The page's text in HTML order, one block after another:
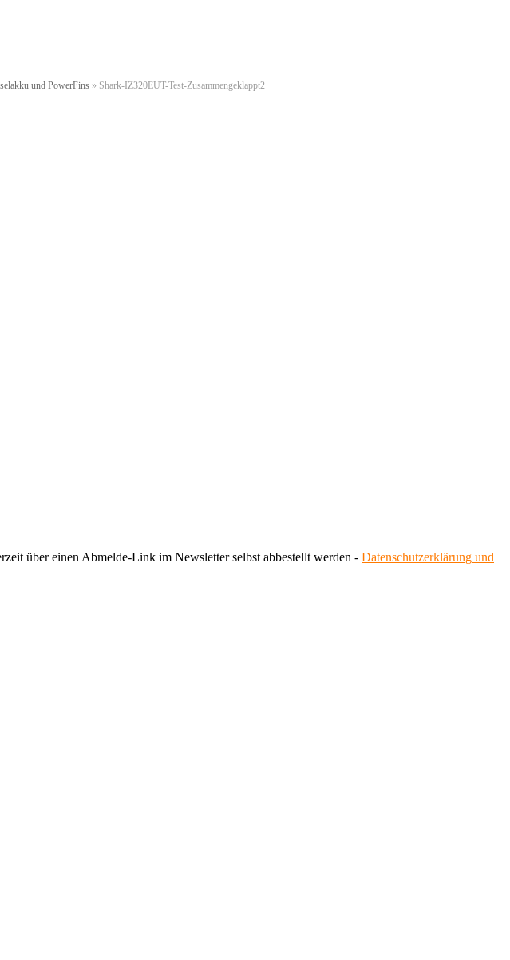
und PowerFins » Shark-IZ320EUT-Test-Zusammengeklappt2
über einen Abmelde-Link im Newsletter selbst abbestellt werden - Datenschutzerklärung und